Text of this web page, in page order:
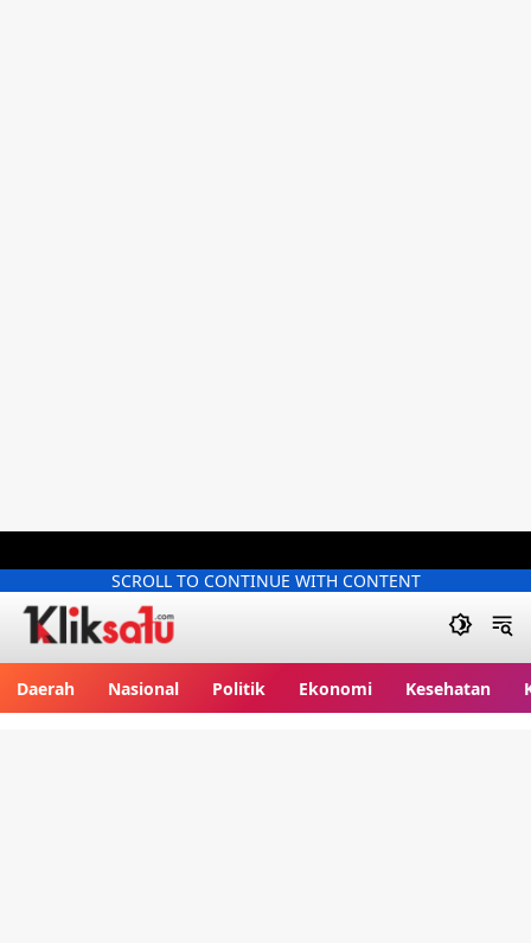
SCROLL TO CONTINUE WITH CONTENT
Daerah Nasional Politik Ekonomi Kesehatan